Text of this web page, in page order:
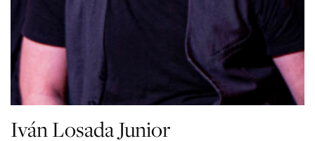
Iván Losada Junior